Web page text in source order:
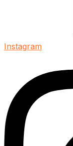
Instagram